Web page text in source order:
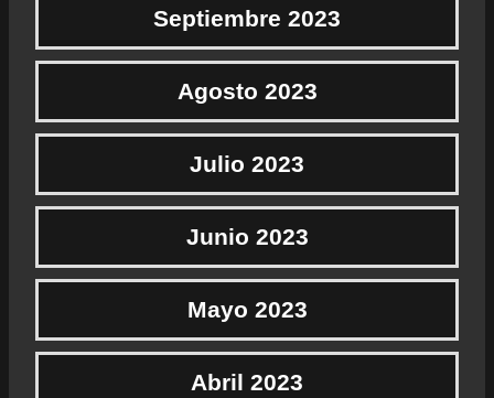
Septiembre 2023
Agosto 2023
Julio 2023
Junio 2023
Mayo 2023
Abril 2023